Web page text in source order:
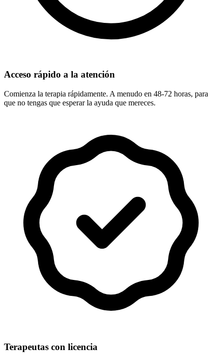
Acceso rápido a la atención
Comienza la terapia rápidamente. A menudo en 48-72 horas, para
que no tengas que esperar la ayuda que mereces.
Terapeutas con licencia